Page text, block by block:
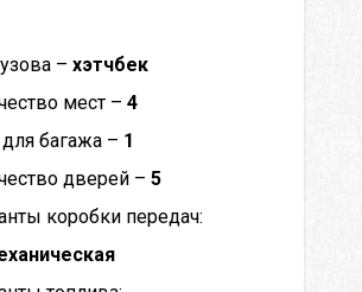
– хэтчбек
мест – 4
багажа – 1
дверей – 5
коробки передач: